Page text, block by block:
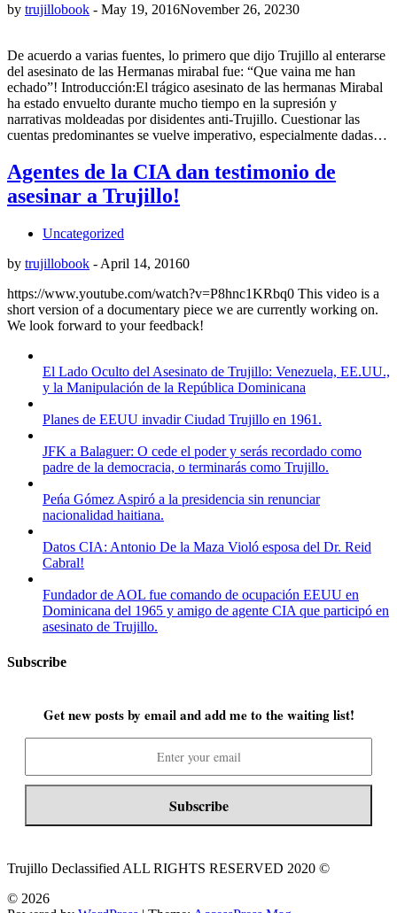
by trujillobook - May 19, 2016November 26, 20230
De acuerdo a varias fuentes, lo primero que dijo Trujillo al enterarse
del asesinato de las Hermanas mirabal fue: “Que vaina me han
echado”! Introducción:El trágico asesinato de las hermanas Mirabal
ha estado envuelto durante mucho tiempo en la supresión y
narrativas moldeadas por disidentes anti-Trujillo. Cuestionar las
cuentas predominantes se vuelve imperativo, especialmente dadas…
Agentes de la CIA dan testimonio de
asesinar a Trujillo!
Uncategorized
by trujillobook - April 14, 20160
https://www.youtube.com/watch?v=P8hnc1KRbq0 This video is a
short version of a documentary piece we are currently working on.
We look forward to your feedback!
El Lado Oculto del Asesinato de Trujillo: Venezuela, EE.UU.,
y la Manipulación de la República Dominicana
Planes de EEUU invadir Ciudad Trujillo en 1961.
JFK a Balaguer: O cede el poder y serás recordado como
padre de la democracia, o terminarás como Trujillo.
Peńa Gómez Aspiró a la presidencia sin renunciar
nacionalidad haitiana.
Datos CIA: Antonio De la Maza Violó esposa del Dr. Reid
Cabral!
Fundador de AOL fue comando de ocupación EEUU en
Dominicana del 1965 y amigo de agente CIA que participó en
asesinato de Trujillo.
Subscribe
Get new posts by email and add me to the waiting list!
Trujillo Declassified ALL RIGHTS RESERVED 2020 ©
© 2026